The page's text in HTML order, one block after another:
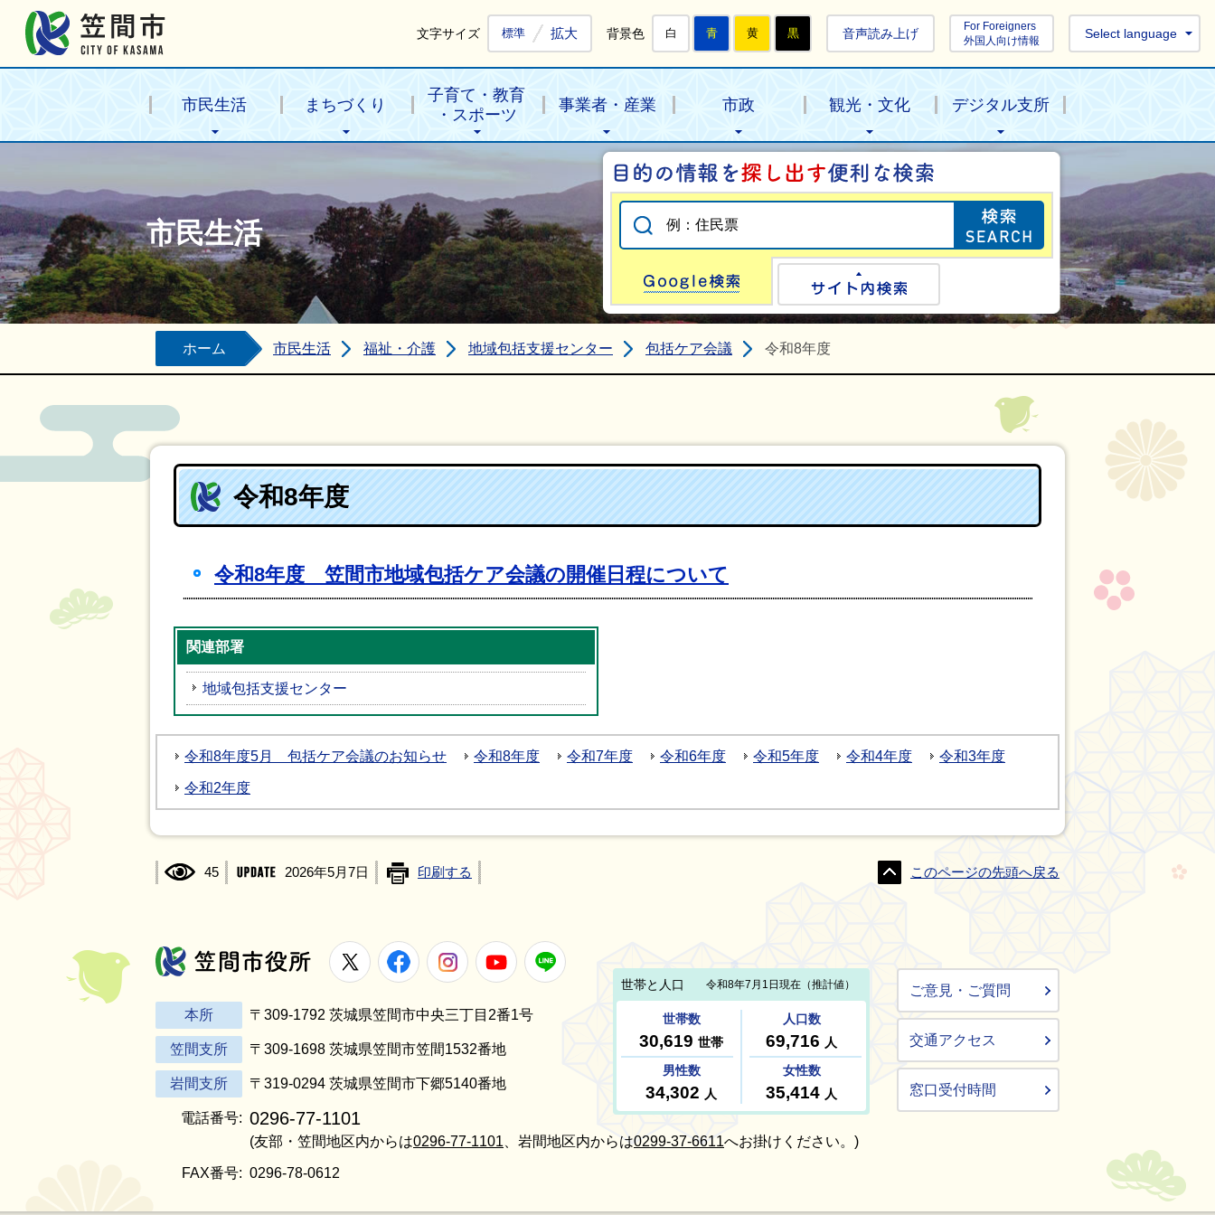
文字サイズ 標準 拡大 背景色 白 青 黄 黒 音声読み上げ
For Foreigners
外国人向け情報
Select language
市民生活 まちづくり
子育て・教育
・スポーツ
事業者・産業 市政 観光・文化 デジタル支所
市民生活
目的の情報を探
Google検索
ホーム 市民生活 福祉・介護 地域包括支援センター 包括ケア会議 令和8年度
令和8年度
令和8年度 笠間市地域包括ケア会議の開催日程について
関連部署
地域包括支援センター
令和8年度5月 包括ケア会議のお知らせ 令和8年度 令和7年度 令和6年度 令和5年度 令和4年度 令和3年度
令和2年度
45 2026年5月7日 印刷する このページの先頭へ戻る
笠間市役所
X FacebookInstagramYoutube
本所 〒309-1792 茨城県笠間市中央三丁目2番1号
笠間支所 〒309-1698 茨城県笠間市笠間1532番地
岩間支所 〒319-0294 茨城県笠間市下郷5140番地
電話番号: 0296-77-1101
(友部・笠間地区内からは0296-77-1101 、岩間地区内からは0299-37-6611へお掛けください。)
FAX番号: 0296-78-0612
ご意見・ご質問
交通アクセス
窓口受付時間